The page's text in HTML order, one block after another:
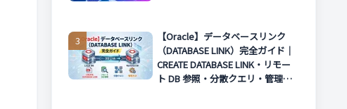
【Oracle】データベースリンク
（DATABASE LINK）完全ガイド｜
CREATE DATABASE LINK・リモー
ト DB 参照・分散クエリ・管理方